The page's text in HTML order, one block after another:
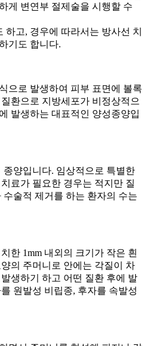
게 변연부 절제술을 시행할 수
고, 경우에 따라서는 방사선 치
기도 합니다.
으로 발생하여 피부 표면에 볼록
환으로 지방세포가 비정상적으
발생하는 대표적인 양성종양입
종양입니다. 임상적으로 특별한
료가 필요한 경우는 적지만 질
수술적 제거를 하는 환자의 수는
한 1mm 내외의 크기가 작은 흰
의 주머니로 안에는 각질이 차
생하기 하고 어떤 질환 후에 발
원발성 비립종, 후자를 속발성